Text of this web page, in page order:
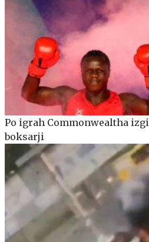
Po igrah Commonwealtha
boksarji